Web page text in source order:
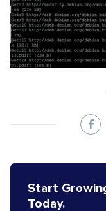
Start
Today.